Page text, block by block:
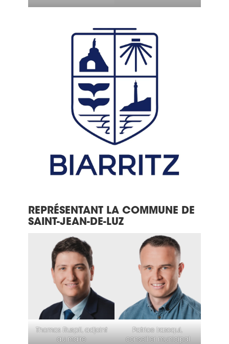
REPRÉSENTANT LA COMMUNE DE
SAINT-JEAN-DE-LUZ
Thomas Ruspil, adjoint
au maire
Patrice Irazoqui,
conseiller municipal